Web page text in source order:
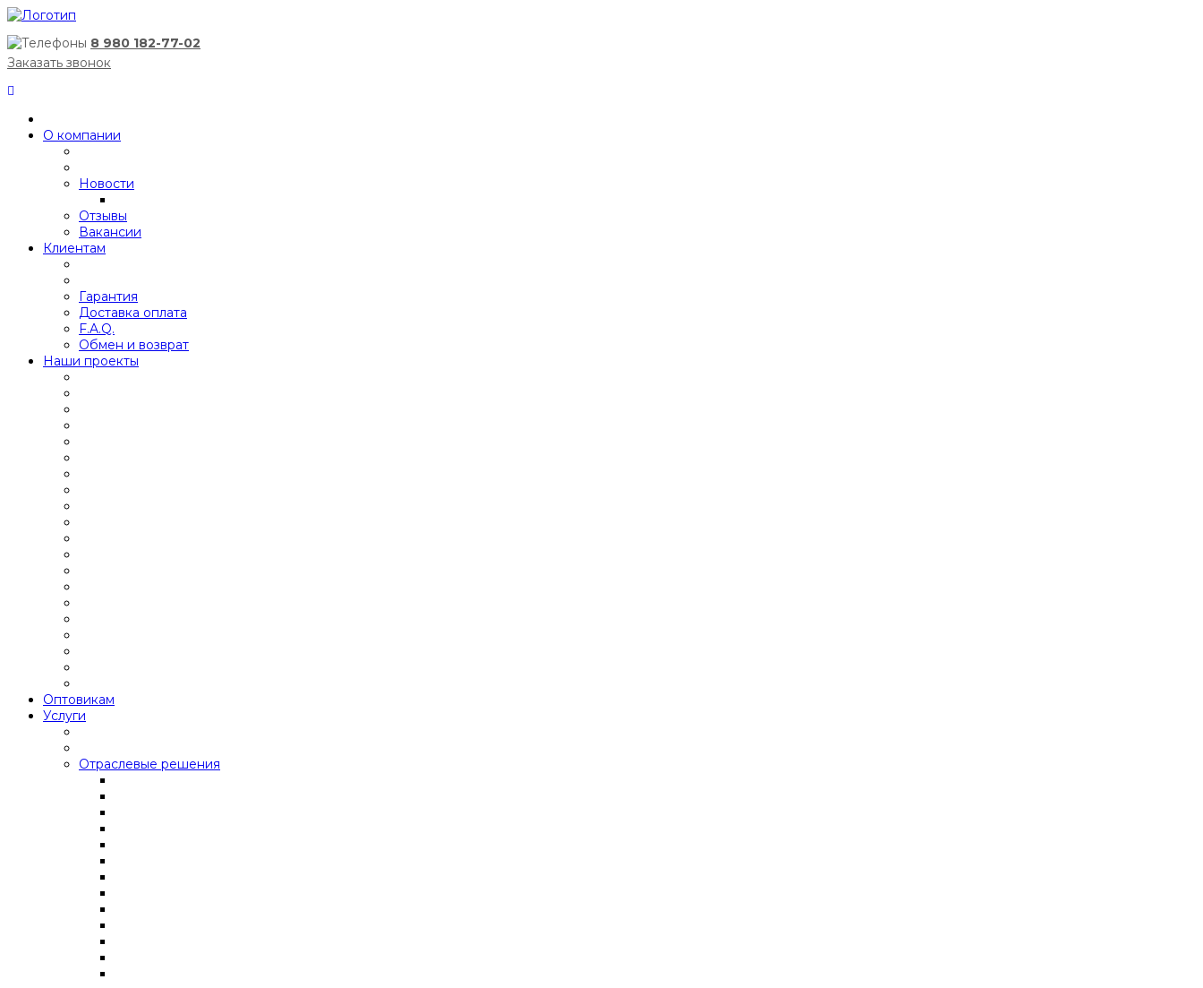
8 980 182-77-02
Заказать звонок
О компании
Новости
Отзывы
Вакансии
Клиентам
Гарантия
Доставка оплата
F.A.Q.
Обмен и возврат
Наши проекты
Оптовикам
Услуги
Отраслевые решения